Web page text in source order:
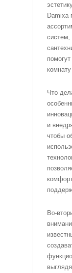
Damixa
систем,
Что
и
чтобы
Во-